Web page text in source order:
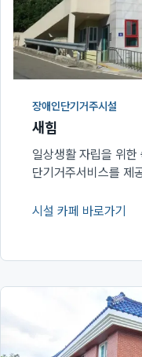
장애인단기거주시설
새힘
일상생활 자립을 위
단기거주서비스를 제
시설 카페 바로가기
(새 창에서 열림)